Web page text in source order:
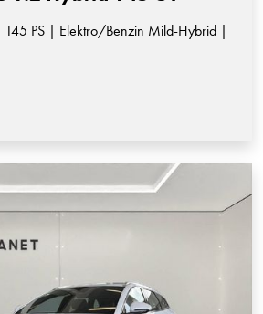
PS | Elektro/Benzin Mild-Hybrid |